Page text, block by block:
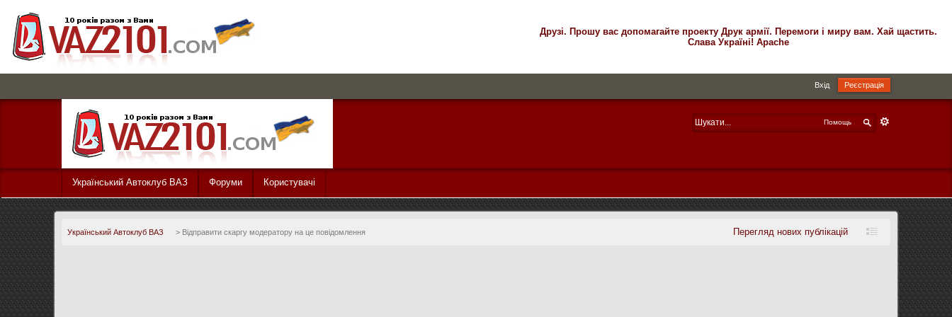
Друзі. Прошу вас допомагайте проекту Друк армії. Перемоги і миру вам. Хай щастить.
Слава Україні! Apache
Вхід Реєстрація
Помощь
Український Автоклуб ВАЗ Форуми Користувачі
Український Автоклуб ВАЗ > Відправити скаргу модератору на це повідомлення Перегляд нових публікацій